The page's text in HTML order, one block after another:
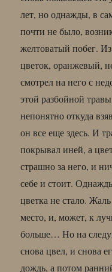
лет, но однажды, в
почти не было,
желтоватый побег.
цветок, оранжевый,
смотрел на него с
этой разбойной
непонятно откуда
он все еще здесь. И
покрывал иней, а
страшно за него, и
себе и стоит.
цветка не стало.
место, и, может, к
больше… Но на
снова цвел, и снова
дождь, а потом